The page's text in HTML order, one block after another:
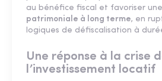
au bénéfice fiscal et favoriser une
patrimoniale à long terme, en
logiques de défiscalisation à
Une réponse à la crise
l’investissement locatif